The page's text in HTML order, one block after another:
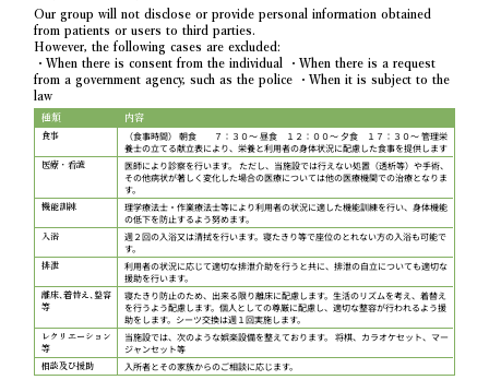
Our group will not disclose or provide personal information obtained
from patients or users to third parties.
However, the following cases are excluded:
・When there is consent from the individual ・When there is a request
from a government agency, such as the police ・When it is subject to the
law
種類 内容
食事
（食事時間） 朝食 ７：３０～ 昼食 １２：００～ 夕食 １７：３０～ 管理栄
養士の立てる献立表により、栄養と利用者の身体状況に配慮した食事を提供します
医療・看護
医師により診察を行います。 ただし、当施設では行えない処置（透析等）や手術、
その他病状が著しく変化した場合の医療については他の医療機関での治療となりま
す。
機能訓練
理学療法士・作業療法士等により利用者の状況に適した機能訓練を行い、身体機能
の低下を防止するよう努めます。
入浴
週２回の入浴又は清拭を行います。寝たきり等で座位のとれない方の入浴も可能で
す。
排泄
利用者の状況に応じて適切な排泄介助を行うと共に、排泄の自立についても適切な
援助を行います。
離床､着替え､整容
等
寝たきり防止のため、出来る限り離床に配慮します。生活のリズムを考え、着替え
を行うよう配慮します。個人としての尊厳に配慮し、適切な整容が行われるよう援
助をします。シーツ交換は週１回実施します。
レクリエーション
等
当施設では、次のような娯楽設備を整えております。 将棋、カラオケセット、マー
ジャンセット等
相談及び援助 入所者とその家族からのご相談に応じます。